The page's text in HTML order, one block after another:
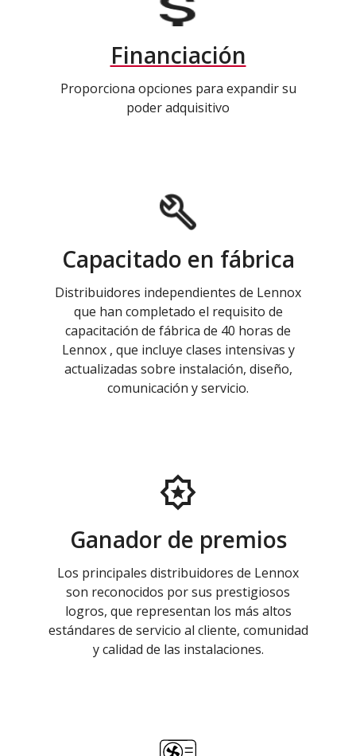
Financiación
Proporciona opciones para expandir su
poder adquisitivo
Capacitado en fábrica
Distribuidores independientes de Lennox
que han completado el requisito de
capacitación de fábrica de 40 horas de
Lennox , que incluye clases intensivas y
actualizadas sobre instalación, diseño,
comunicación y servicio.
Ganador de premios
Los principales distribuidores de Lennox
son reconocidos por sus prestigiosos
logros, que representan los más altos
estándares de servicio al cliente, comunidad
y calidad de las instalaciones.